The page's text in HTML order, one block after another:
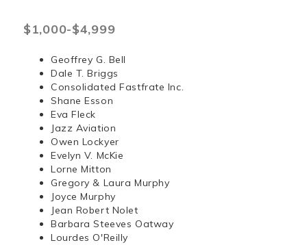
$1,000-$4,999
Geoffrey G. Bell
Dale T. Briggs
Consolidated Fastfrate Inc.
Shane Esson
Eva Fleck
Jazz Aviation
Owen Lockyer
Evelyn V. McKie
Lorne Mitton
Gregory & Laura Murphy
Joyce Murphy
Jean Robert Nolet
Barbara Steeves Oatway
Lourdes O'Reilly